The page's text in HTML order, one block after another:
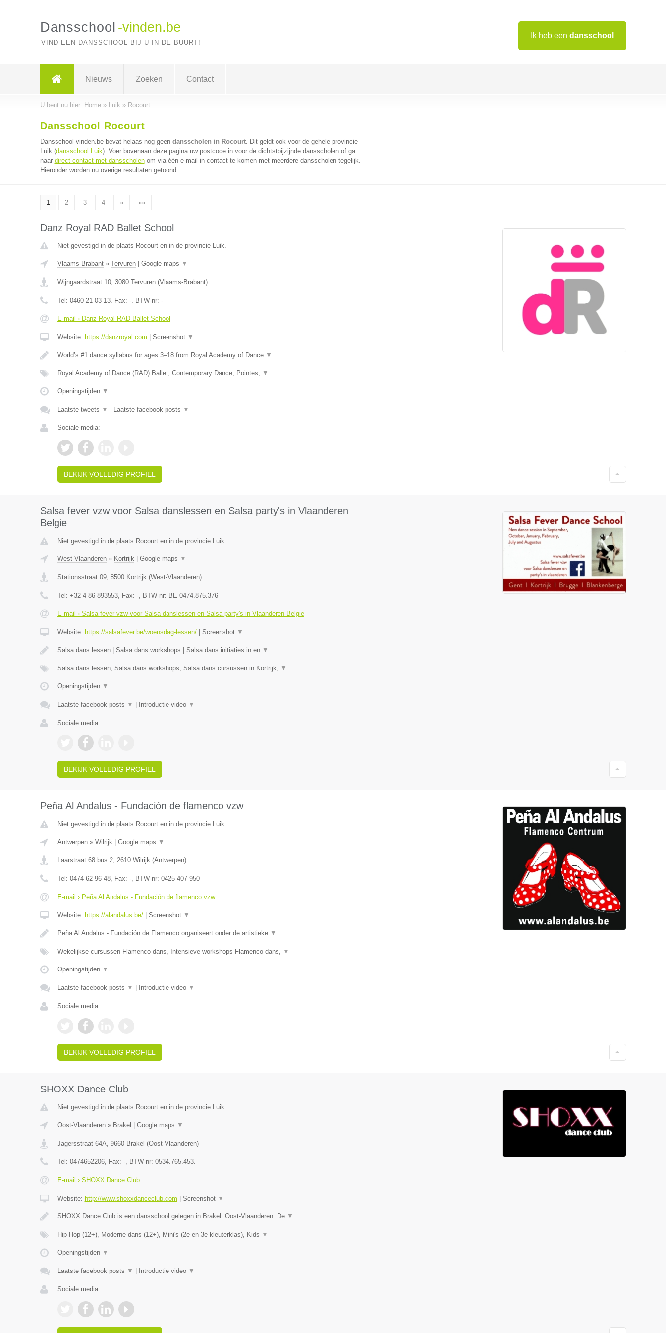
Ik heb een dansschool
Dansschool -vinden.be
VIND EEN DANSSCHOOL BIJ U IN DE BUURT!
Nieuws Zoeken Contact
U bent nu hier: Home» Luik » Rocourt
Dansschool Rocourt
Dansschool-vinden.be bevat helaas nog geen dansscholen in Rocourt. Dit geldt ook voor de gehele provincie
Luik (dansschool Luik). Voer bovenaan deze pagina uw postcode in voor de dichtstbijzijnde dansscholen of ga
naar direct contact met dansscholenom via één e-mail in contact te komen met meerdere dansscholen tegelijk.
Hieronder worden nu overige resultaten getoond.
1 2 3 4 » »»
Danz Royal RAD Ballet School
Niet gevestigd in de plaats Rocourt en in de provincie Luik.
Vlaams-Brabant» Tervuren| Google maps ▼
Wijngaardstraat 10, 3080 Tervuren(Vlaams-Brabant)
Tel: 0460 21 03 13, Fax: -, BTW-nr: -
E-mail › Danz Royal RAD Ballet School
Website: https://danzroyal.com Screenshot ▼
World’s #1 dance syllabus for ages 3–18 from Royal Academy of Dance ▼
Royal Academy of Dance (RAD) Ballet, Contemporary Dance, Pointes, ▼
Openingstijden ▼
Laatste tweets ▼ Laatste facebook posts ▼
Sociale media:
BEKIJK VOLLEDIG PROFIEL
Salsa fever vzw voor Salsa danslessen en Salsa party's in Vlaanderen
Belgie
Niet gevestigd in de plaats Rocourt en in de provincie Luik.
West-Vlaanderen» Kortrijk| Google maps ▼
Stationsstraat 09, 8500 Kortrijk(West-Vlaanderen)
Tel: +32 4 86 893553, Fax: -, BTW-nr: BE 0474.875.376
E-mail › Salsa fever vzw voor Salsa danslessen en Salsa party's in Vlaanderen Belgie
Website: https://salsafever.be/woensdag-lessen/| Screenshot ▼
Salsa dans lessen | Salsa dans workshops | Salsa dans initiaties in en ▼
Salsa dans lessen, Salsa dans workshops, Salsa dans cursussen in Kortrijk, ▼
Openingstijden ▼
Laatste facebook posts ▼ Introductie video ▼
Sociale media:
BEKIJK VOLLEDIG PROFIEL
Peña Al Andalus - Fundación de flamenco vzw
Niet gevestigd in de plaats Rocourt en in de provincie Luik.
Antwerpen» Wilrijk| Google maps ▼
Laarstraat 68 bus 2, 2610 Wilrijk(Antwerpen)
Tel: 0474 62 96 48, Fax: -, BTW-nr: 0425 407 950
E-mail › Peña Al Andalus - Fundación de flamenco vzw
Website: https://alandalus.be/| Screenshot ▼
Peña Al Andalus - Fundación de Flamenco organiseert onder de artistieke ▼
Wekelijkse cursussen Flamenco dans, Intensieve workshops Flamenco dans, ▼
Openingstijden ▼
Laatste facebook posts ▼ Introductie video ▼
Sociale media:
BEKIJK VOLLEDIG PROFIEL
SHOXX Dance Club
Niet gevestigd in de plaats Rocourt en in de provincie Luik.
Oost-Vlaanderen» Brakel Google maps ▼
Jagersstraat 64A, 9660 Brakel (Oost-Vlaanderen)
Tel: 0474652206, Fax: -, BTW-nr: 0534.765.453.
E-mail › SHOXX Dance Club
Website: http://www.shoxxdanceclub.com Screenshot ▼
SHOXX Dance Club is een dansschool gelegen in Brakel, Oost-Vlaanderen. De ▼
Hip-Hop (12+), Moderne dans (12+), Mini's (2e en 3e kleuterklas), Kids ▼
Openingstijden ▼
Laatste facebook posts ▼ Introductie video ▼
Sociale media: